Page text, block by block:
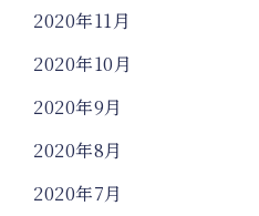
2020年11月
2020年10月
2020年9月
2020年8月
2020年7月